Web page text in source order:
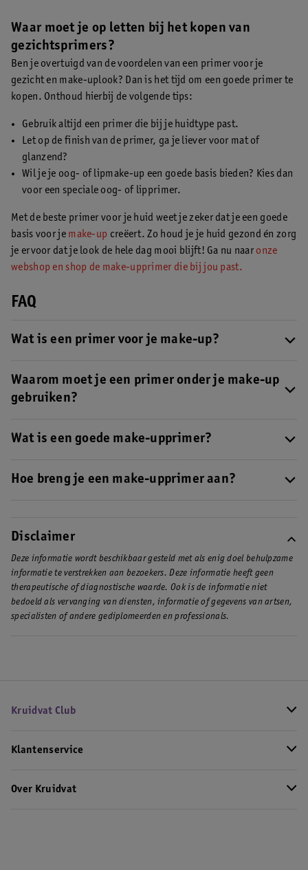
Waar moet je op letten bij het kopen van
gezichtsprimers?
Ben je overtuigd van de voordelen van een primer voor je
gezicht en make-uplook? Dan is het tijd om een goede primer te
kopen. Onthoud hierbij de volgende tips:
Gebruik altijd een primer die bij je huidtype past.
Let op de finish van de primer, ga je liever voor mat of
glanzend?
Wil je je oog- of lipmake-up een goede basis bieden? Kies dan
voor een speciale oog- of lipprimer.
Met de beste primer voor je huid weet je zeker dat je een goede
basis voor je make-up creëert. Zo houd je je huid gezond én zorg
je ervoor dat je look de hele dag mooi blijft! Ga nu naar onze
webshop en shop de make-upprimer die bij jou past.
FAQ
Wat is een primer voor je make-up?
up. Je hebt dan een soort basislaagje op je huid waar je make-up
zich beter aan hecht.
Waarom moet je een primer onder je make-up
gebruiken?
hoopt zo minder snel op en blijft langer mooi.
Wat is een goede make-upprimer?
bij je huidtype past.
Hoe breng je een make-upprimer aan?
een make-upkwast. Verdeel de primer over je gezicht en laat
goed intrekken.
Disclaimer
Deze informatie wordt beschikbaar gesteld met als enig doel behulpzame
informatie te verstrekken aan bezoekers. Deze informatie heeft geen
therapeutische of diagnostische waarde. Ook is de informatie niet
bedoeld als vervanging van diensten, informatie of gegevens van artsen,
specialisten of andere gediplomeerden en professionals.
Kruidvat Club
Klantenservice
Over Kruidvat